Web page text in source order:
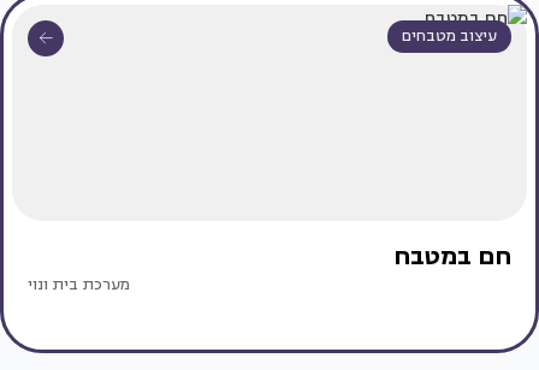
עיצוב מטבחים
חם במטבח
מערכת בית ונוי